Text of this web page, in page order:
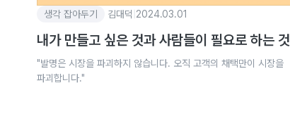
생각 잡아두기 김대덕 2024.03.01
내가 만들고 싶은 것과 사람들이 필요로 하는 것
"발명은 시장을 파괴하지 않습니다. 오직 고객의 채택만이 시장을
파괴합니다."